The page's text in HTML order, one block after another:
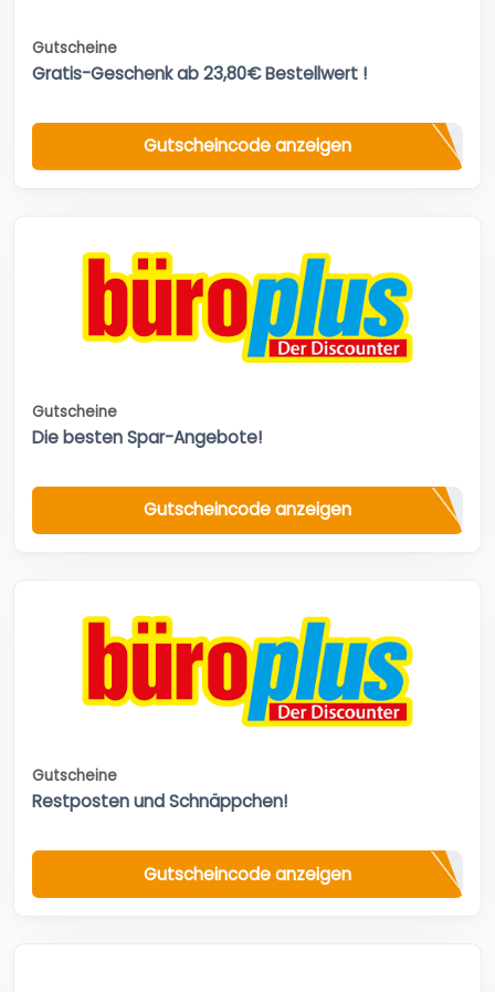
Gutscheine
Gratis-Geschenk ab 23,80€ Bestellwert !
Gutscheincode anzeigen
Gutscheine
Die besten Spar-Angebote!
Gutscheincode anzeigen
Gutscheine
Restposten und Schnäppchen!
Gutscheincode anzeigen